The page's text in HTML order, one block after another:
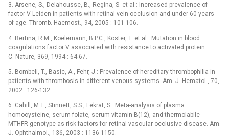
3. Arsene, S., Delahousse, B., Regina, S. et al.: Increased prevalence of
factor V Leiden in patients with retinal vein occlusion and under 60 years
of age. Thromb. Haemost., 94, 2005 : 101-106.
4. Bertina, R.M., Koelemann, B.P.C., Koster, T. et al.: Mutation in blood
coagulations factor V associated with resistance to activated protein
C. Nature, 369, 1994 : 64-67.
5. Bombeli, T., Basic, A., Fehr, J.: Prevalence of hereditary thrombophilia in
patients with thrombosis in different venous systems. Am. J. Hematol., 70,
2002 : 126-132.
6. Cahill, M.T., Stinnett, S.S., Fekrat, S.: Meta-analysis of plasma
homocysteine, serum folate, serum vitamin B(12), and thermolabile
MTHFR genotype as risk factors for retinal vascular occlusive disease. Am.
J. Ophthalmol., 136, 2003 : 1136-1150.